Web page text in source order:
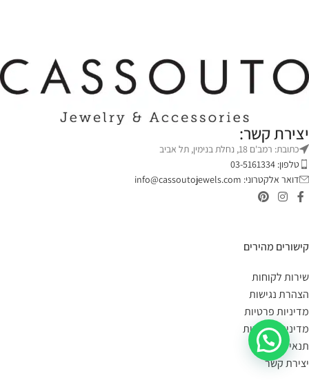
יצירת קשר:
כתובת: רמב'ם 18, נחלת בנימין, תל אביב
טלפון: 03-5161334
דואר אלקטרוני: info@cassoutojewels.com
קישורים מהירים
שירות לקוחות
הצהרת נגישות
מדיניות פרטיות
מדיניות החזרות
תנאי שימוש
יצירת קשר